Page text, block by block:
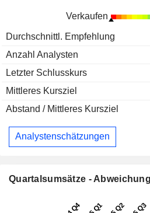
Verkaufen
Durchschnittl. Empfehlung
Anzahl Analysten
Letzter Schlusskurs
Mittleres Kursziel
Abstand / Mittleres Kursziel
Analystenschätzungen
Quartalsumsätze -